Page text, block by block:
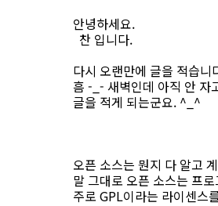
안녕하세요.
찬 입니다.
다시 오랜만에 글을 적습니
흠 -_- 새벽인데 아직 안 자
글을 적게 되는군요. ^_^
오픈 소스는 뭔지 다 알고
말 그대로 오픈 소스는 프
주로 GPL이라는 라이센스